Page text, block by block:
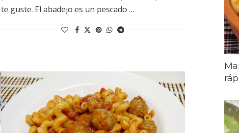
te guste. El abadejo es un pescado …